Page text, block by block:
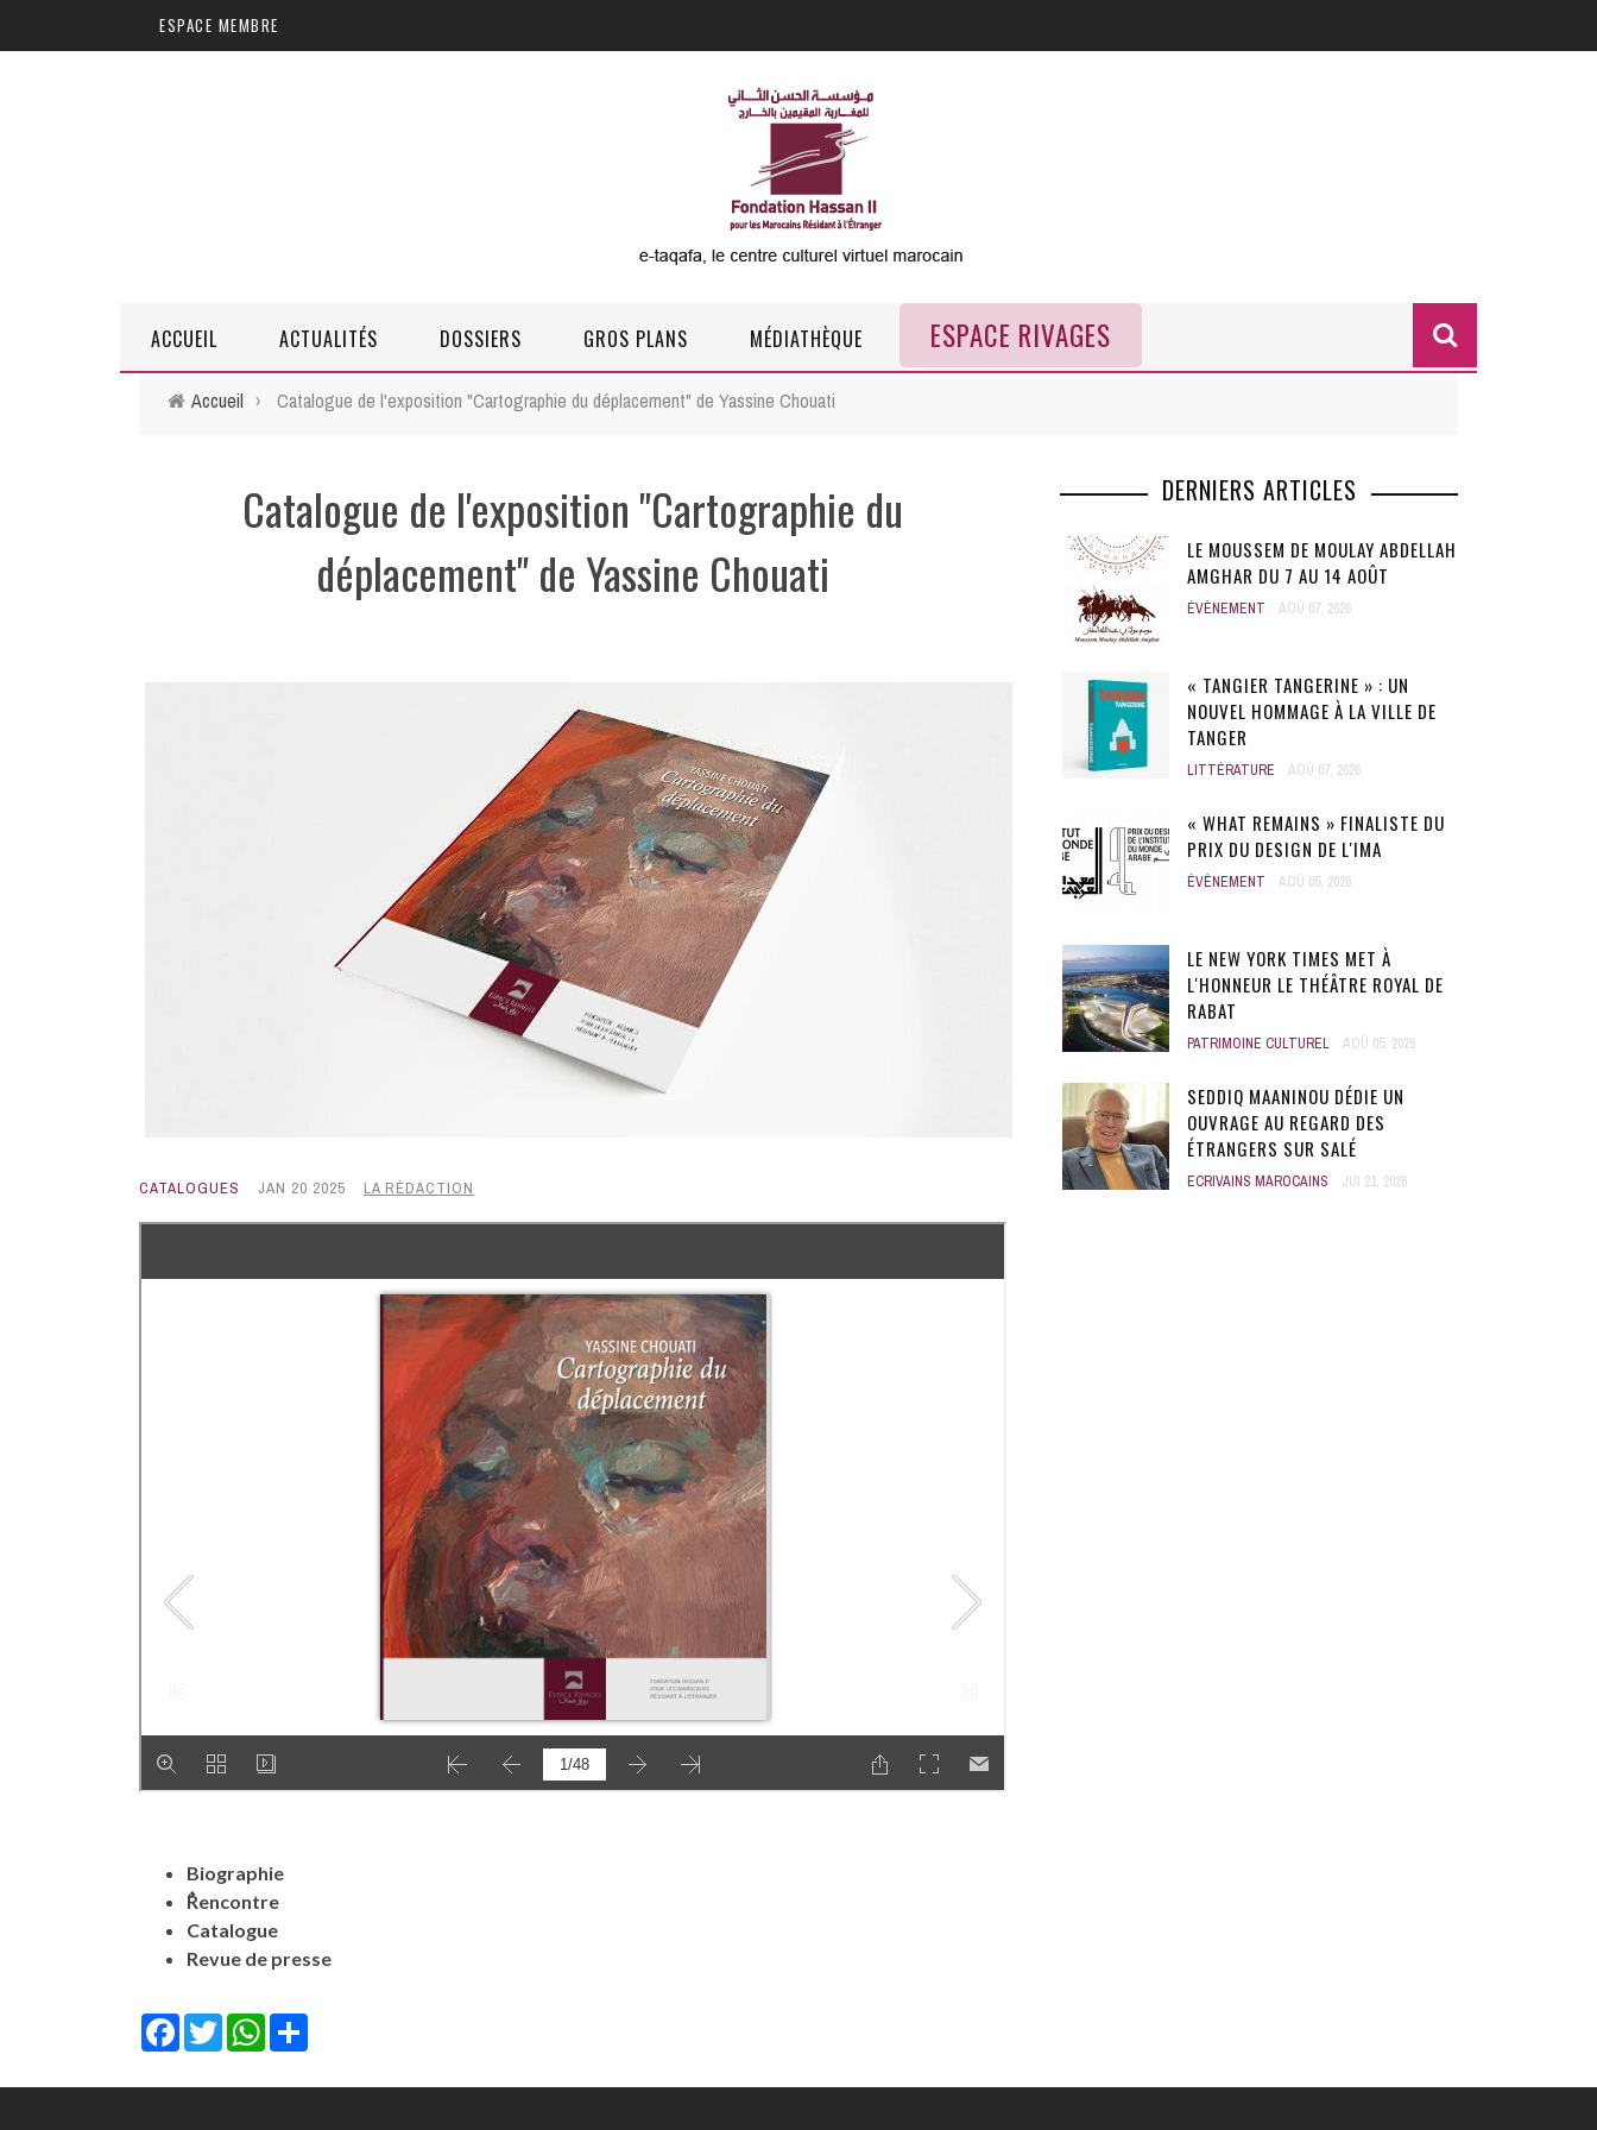
Aller au contenu principalESPACE MEMBRE
ACCUEIL ACTUALITÉS DOSSIERS GROS PLANS MÉDIATHÈQUE ESPACE RIVAGES
Accueil › Catalogue de l'exposition "Cartographie du déplacement" de Yassine Chouati
Catalogue de l'exposition "Cartographie du
déplacement" de Yassine Chouati
CATALOGUES JAN 20 2025 LA RÉDACTION
Biographie
ٌRencontre
Catalogue
Revue de presse
Facebook
TwitterWhatsApp
DERNIERS ARTICLES
LE MOUSSEM DE MOULAY ABDELLAH
AMGHAR DU 7 AU 14 AOÛT
ÉVÈNEMENT AOÛ 07, 2026
« TANGIER TANGERINE » : UN
NOUVEL HOMMAGE À LA VILLE DE
TANGER
LITTÉRATURE AOÛ 07, 2026
« WHAT REMAINS » FINALISTE DU
PRIX DU DESIGN DE L'IMA
ÉVÈNEMENT AOÛ 05, 2026
LE NEW YORK TIMES MET À
L'HONNEUR LE THÉÂTRE ROYAL DE
RABAT
PATRIMOINE CULTUREL AOÛ 05, 2026
SEDDIQ MAANINOU DÉDIE UN
OUVRAGE AU REGARD DES
ÉTRANGERS SUR SALÉ
ECRIVAINS MAROCAINS JUI 21, 2026